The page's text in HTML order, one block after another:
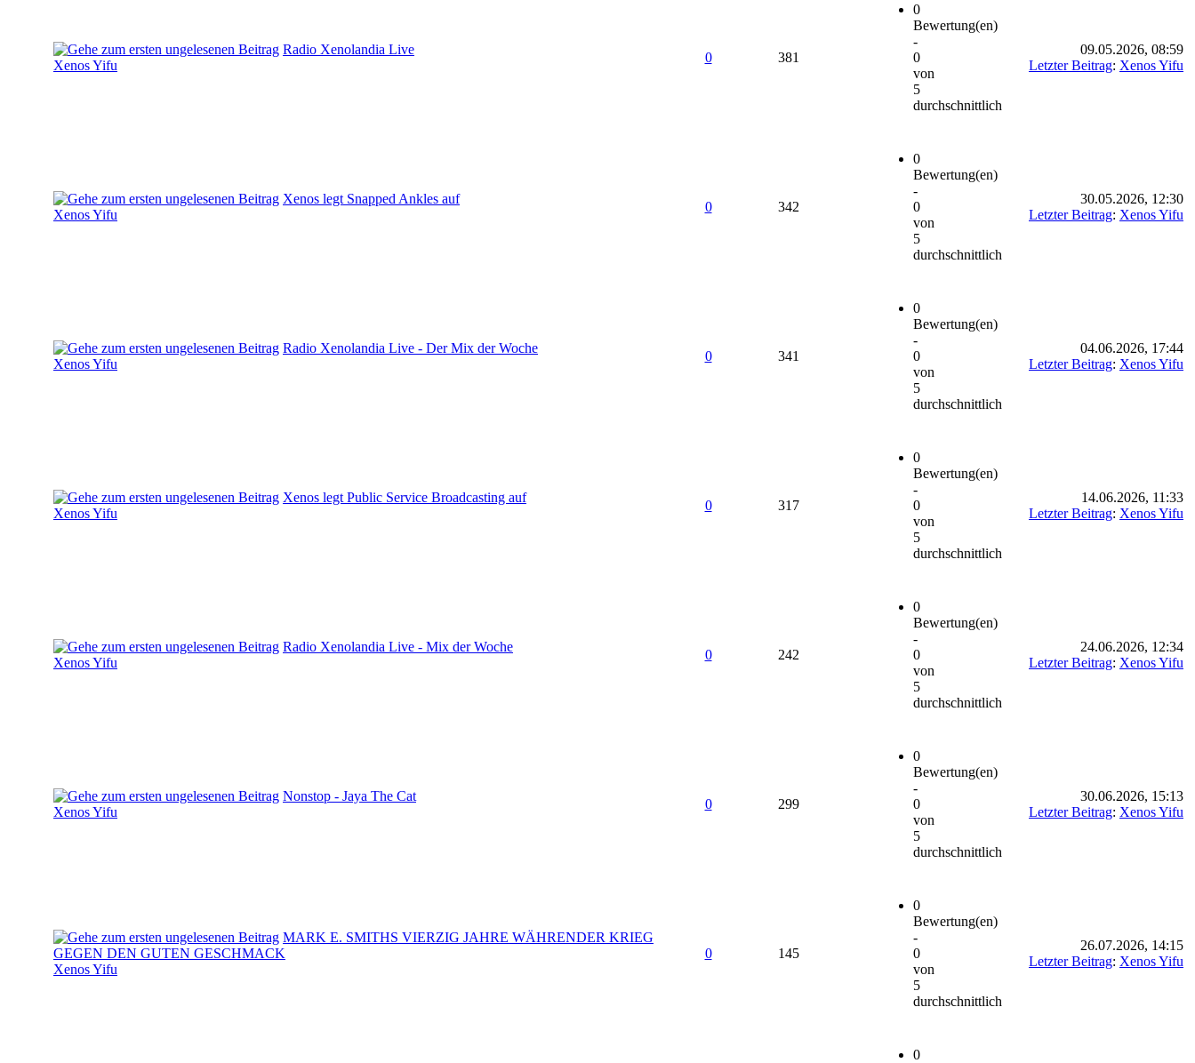
Radio Xenolandia Live
Xenos Yifu
0 381
0
Bewertung(en)
-
0
von
5
durchschnittlich
09.05.2026, 08:59
Letzter Beitrag: Xenos Yifu
Xenos legt Snapped Ankles auf
Xenos Yifu
0 342
0
Bewertung(en)
-
0
von
5
durchschnittlich
30.05.2026, 12:30
Letzter Beitrag: Xenos Yifu
Radio Xenolandia Live - Der Mix der Woche
Xenos Yifu
0 341
0
Bewertung(en)
-
0
von
5
durchschnittlich
04.06.2026, 17:44
Letzter Beitrag: Xenos Yifu
Xenos legt Public Service Broadcasting auf
Xenos Yifu
0 317
0
Bewertung(en)
-
0
von
5
durchschnittlich
14.06.2026, 11:33
Letzter Beitrag: Xenos Yifu
Radio Xenolandia Live - Mix der Woche
Xenos Yifu
0 242
0
Bewertung(en)
-
0
von
5
durchschnittlich
24.06.2026, 12:34
Letzter Beitrag: Xenos Yifu
Nonstop - Jaya The Cat
Xenos Yifu
0 299
0
Bewertung(en)
-
0
von
5
durchschnittlich
30.06.2026, 15:13
Letzter Beitrag: Xenos Yifu
MARK E. SMITHS VIERZIG JAHRE WÄHRENDER KRIEG
GEGEN DEN GUTEN GESCHMACK
Xenos Yifu
0 145
0
Bewertung(en)
-
0
von
5
durchschnittlich
26.07.2026, 14:15
Letzter Beitrag: Xenos Yifu
0